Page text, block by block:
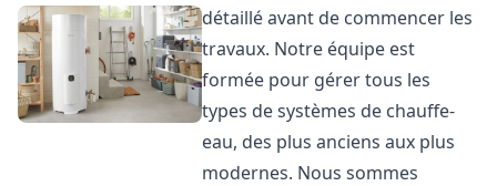
détaillé avant de commencer les
travaux. Notre équipe est
formée pour gérer tous les
types de systèmes de chauffe-
eau, des plus anciens aux plus
modernes. Nous sommes